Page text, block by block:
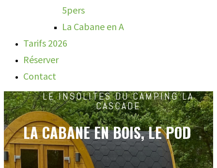
5pers
La Cabane en A
Tarifs 2026
Réserver
Contact
LE INSOLITES DU CAMPING LA
CASCADE
LA CABANE EN BOIS, LE POD